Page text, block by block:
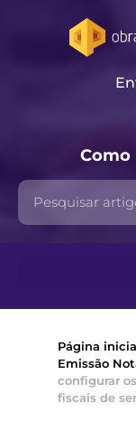
Como
Página
Emissão
configurar
fiscais de